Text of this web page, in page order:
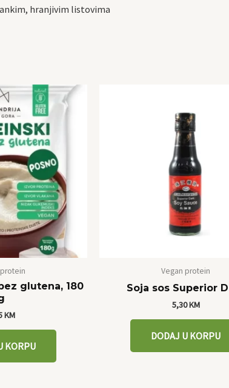
hranjivim listovima
glutena, 180
KM
KORPU
Vegan protein
Soja sos Superior
5,30KM
DODAJ U KORPU